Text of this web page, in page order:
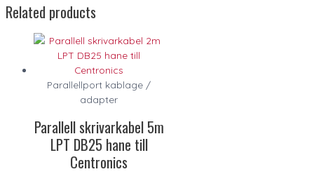
Related products
Parallellport kablage /
adapter
Parallell skrivarkabel 5m
LPT DB25 hane till
Centronics